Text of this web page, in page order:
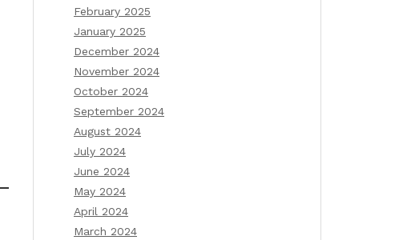
February 2025
January 2025
December 2024
November 2024
October 2024
September 2024
August 2024
July 2024
June 2024
May 2024
April 2024
March 2024